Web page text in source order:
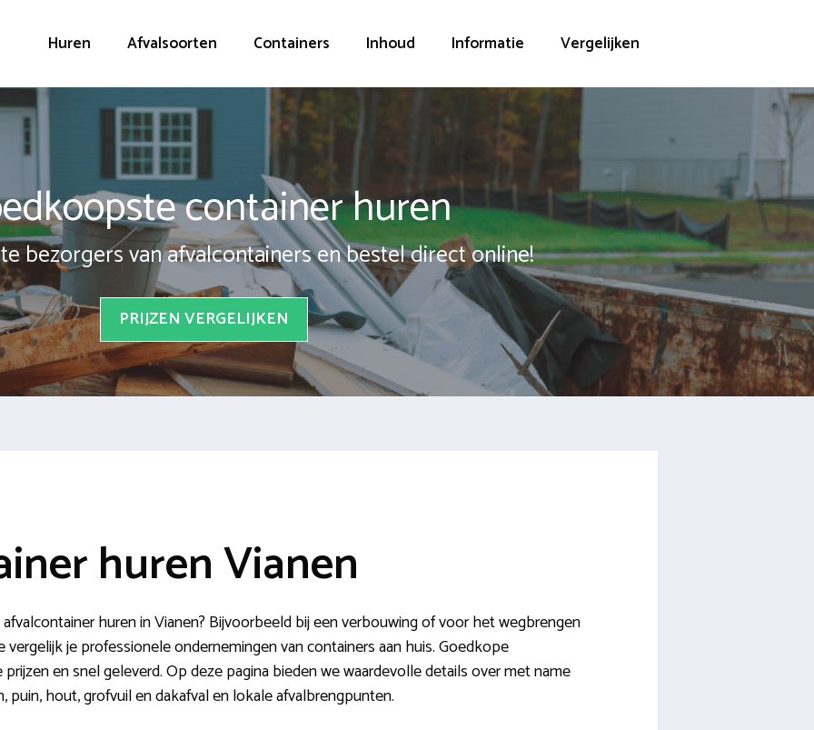
Huren Afvalsoorten Containers Inhoud Informatie Vergelijken
container huren
bezorgers van afvalcontainers en bestel direct online!
PRIJZEN VERGELIJKEN
huren Vianen
huren in Vianen? Bijvoorbeeld bij een verbouwing of voor het wegbrengen
vergelijk je professionele ondernemingen van containers aan huis. Goedkope
en snel geleverd. Op deze pagina bieden we waardevolle details over met name
puin, hout, grofvuil en dakafval en lokale afvalbrengpunten.